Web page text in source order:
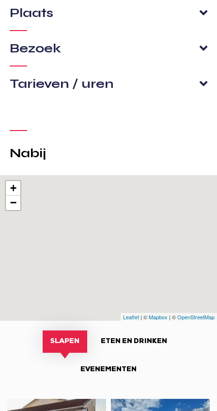
Plaats
Bezoek
Tarieven / uren
Nabij
+
−
Leaflet | ©Mapbox | ©OpenStreetMap
SLAPEN ETEN EN DRINKEN
EVENEMENTEN
Vakantiewoning Vakantiewoning